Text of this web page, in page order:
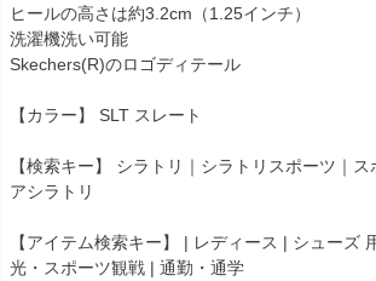
ヒールの高さは約3.2cm（1.25インチ）
洗濯機洗い可能
Skechers(R)のロゴディテール
【カラー】 SLT スレート
【検索キー】 シラトリ｜シラトリスポーツ｜
アシラトリ
【アイテム検索キー】 | レディース | シューズ
光・スポーツ観戦 | 通勤・通学